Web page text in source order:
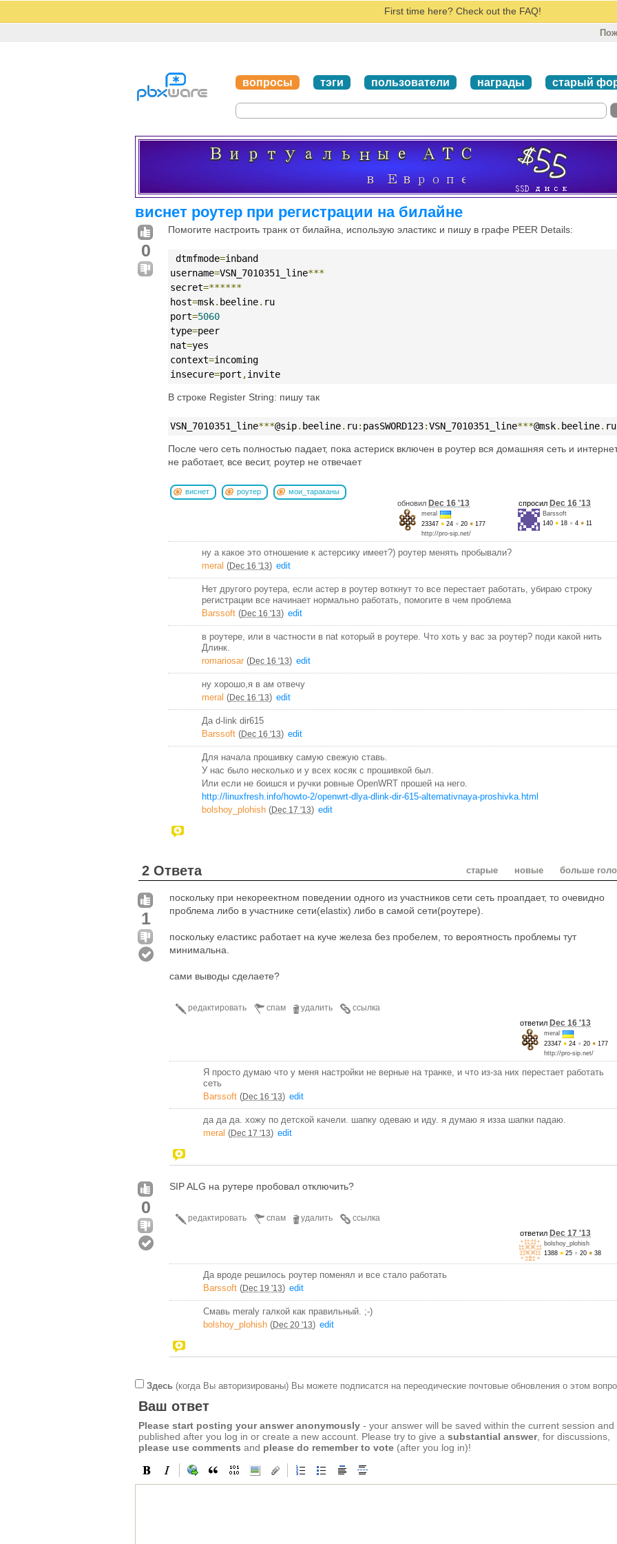
First time here? Check out the FAQ!
вопросы тэги пользователи награды старый
виснет роутер при регистрации на билайне
0
Помогите настроить транк от билайна, использую эластикс и пишу в графе PEER Details:
dtmfmode=inband
username=VSN_7010351_line***
secret=******
host=msk. beeline. ru
port=5060
type=peer
nat=yes
context=incoming
insecure=port ,invite
В строке Register String: пишу так
VSN_7010351_line***@sip. beeline. ru: pasSWORD123:VSN_7010351_line***@msk. beeline. ru
После чего сеть полностью падает, пока астериск включен в роутер вся домашняя сеть и
не работает, все весит, роутер не отвечает
виснет роутер
мои_тараканы
спросил Dec 16 '13
Barssoft
140 ● 18 ● 4 ● 11
обновил Dec 16 '13
meral
23347 ● 24 ● 20 ● 177
http://pro-sip.net/
ну а какое это отношение к астерсику имеет?) роутер менять пробывали?
meral (Dec 16 '13) edit
Нет другого роутера, если астер в роутер воткнут то все перестает работать, убираю строку
регистрации все начинает нормально работать, помогите в чем проблема
Barssoft (Dec 16 '13) edit
в роутере, или в частности в nat который в роутере. Что хоть у вас за роутер? поди какой нить
Длинк.
romariosar (Dec 16 '13) edit
ну хорошо,я в ам отвечу
meral (Dec 16 '13) edit
Да d-link dir615
Barssoft (Dec 16 '13) edit
Для начала прошивку самую свежую ставь.
У нас было несколько и у всех косяк с прошивкой был.
Или если не боишся и ручки ровные OpenWRT прошей на него.
http://linuxfresh.info/howto-2/openwrt-dlya-dlink-dir-615-alternativnaya-proshivka.html
bolshoy_plohish (Dec 17 '13) edit
2 Ответа старые новые больше
1
поскольку при некореектном поведении одного из участников сети сеть проапдает, то очевидно
проблема либо в участнике сети(elastix) либо в самой сети(роутере).
поскольку еластикс работает на куче железа без пробелем, то вероятность проблемы тут
минимальна.
сами выводы сделаете?
ссылка
удалить
спам
редактировать
ответил Dec 16 '13
meral
23347 ● 24 ● 20 ● 177
http://pro-sip.net/
Я просто думаю что у меня настройки не верные на транке, и что из-за них перестает работать
сеть
Barssoft (Dec 16 '13) edit
да да да. хожу по детской качели. шапку одеваю и иду. я думаю я изза шапки падаю.
meral (Dec 17 '13) edit
0
SIP ALG на рутере пробовал отключить?
ссылка
удалить
спам
редактировать
ответил Dec 17 '13
bolshoy_plohish
1388 ● 25 ● 20 ● 38
Да вроде решилось роутер поменял и все стало работать
Barssoft (Dec 19 '13) edit
Смавь meralу галкой как правильный. ;-)
bolshoy_plohish (Dec 20 '13) edit
Здесь (когда Вы авторизированы) Вы можете подписатся на переодические почтовые обновления о этом
Ваш ответ
Please start posting your answer anonymously - your answer will be saved within the current session and
published after you log in or create a new account. Please try to give a substantial answer, for discussions,
please use comments and please do remember to vote (after you log in)!